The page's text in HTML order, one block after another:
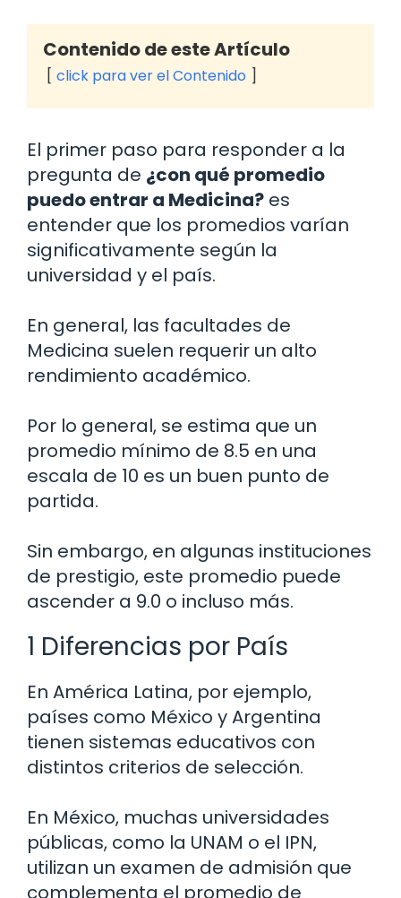
Contenido de este Artículo
click para ver el Contenido
El primer paso para responder a la
pregunta de ¿con qué promedio
puedo entrar a Medicina? es
entender que los promedios varían
significativamente según la
universidad y el país.
En general, las facultades de
Medicina suelen requerir un alto
rendimiento académico.
Por lo general, se estima que un
promedio mínimo de 8.5 en una
escala de 10 es un buen punto de
partida.
Sin embargo, en algunas instituciones
de prestigio, este promedio puede
ascender a 9.0 o incluso más.
1 Diferencias por País
En América Latina, por ejemplo,
países como México y Argentina
tienen sistemas educativos con
distintos criterios de selección.
En México, muchas universidades
públicas, como la UNAM o el IPN,
utilizan un examen de admisión que
complementa el promedio de